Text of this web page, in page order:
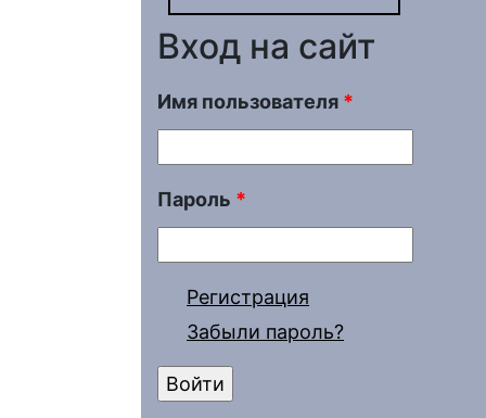
Вход на сайт
Имя пользователя *
Пароль *
Регистрация
Забыли пароль?